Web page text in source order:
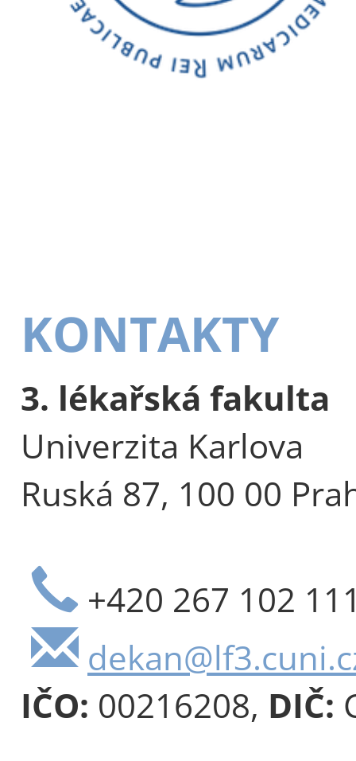
KONTAKTY
3. lékařská fakulta
Univerzita Karlova
Ruská 87, 100 00
+420 267 102
IČO: 00216208, DIČ: